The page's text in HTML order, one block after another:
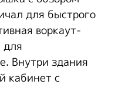
для быстрого
воркаут-
для
Внутри здания
кабинет с